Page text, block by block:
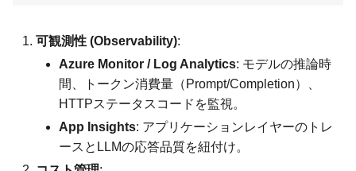
可観測性 (Observability):
Azure Monitor / Log Analytics: モデルの推論時
間、トークン消費量（Prompt/Completion）、
HTTPステータスコードを監視。
App Insights: アプリケーションレイヤーのトレ
ースとLLMの応答品質を紐付け。